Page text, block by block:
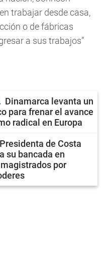
trabajar desde casa,
o de fábricas
a sus trabajos”
Dinamarca levanta un
para frenar el avance
radical en Europa
Presidenta de Costa
su bancada en
por